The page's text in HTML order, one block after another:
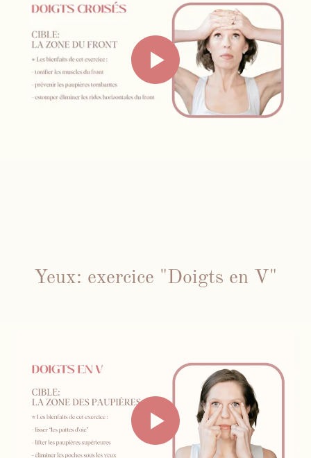
Yeux: exercice "Doigts en V"